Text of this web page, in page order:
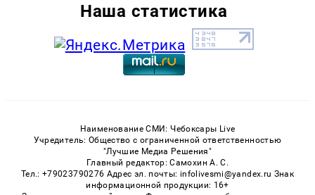
Наша статистика
Наименование СМИ: Чебоксары Live
Учредитель: Общество с ограниченной ответственностью
"Лучшие Медиа Решения"
Главный редактор: Самохин А. С.
Тел.: +79023790276 Адрес эл. почты: infolivesmi@yandex.ru Знак
информационной продукции: 16+